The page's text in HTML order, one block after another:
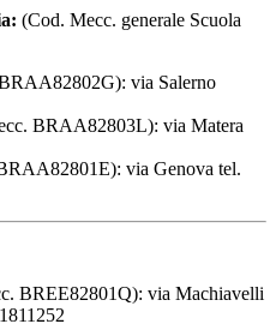
(Cod. Mecc. generale Scuola
via Salerno
BRAA82803L): via Matera
via Genova tel.
BREE82801Q): via Machiavelli